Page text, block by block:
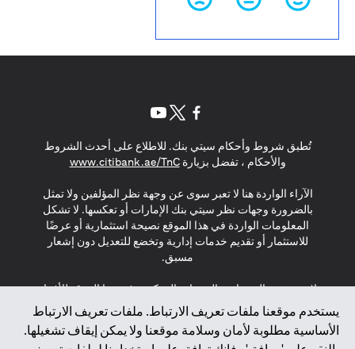
يستخدم موقعنا ملفات تعريف الارتباط. ملفات تعريف الارتباط
الأساسية مطلوبة لأمان وسلامة موقعنا ولا يمكن إيقاف تشغيلها.
تُطبق شروط وأحكام سيتي بنك. للاطلاع على أحدث الشروط
والأحكام ، تفضل بزيارةwww.citibank.ae/TnC
in a new tab
الآراء الواردة هنا لا تعبر سوى عن وجهة نظر المؤلفين ولا تمثل
بالضرورة وجهات نظر سيتي بنك الإمارات أو تعكسها. لا تشكل
المعلومات الواردة في هذا الموقع نصيحة استثمارية أو عرضًا
للاستثمار أو تقديم خدمات إدارية وتخضع للتعديل دون إشعار
مسبق.
لا يتم تقديم المنتجات والخدمات المذكورة في هذا الموقع للأفراد
المقيمين في الاتحاد الأوروبي أو المنطقة الاقتصادية الأوروبية أو
سويسرا أو غيرنسي أو جيرسي أو موناكو أو سان مارينو أو
الفاتيكان أو جزيرة مان أو المملكة المتحدة أو خصوصية البيانات